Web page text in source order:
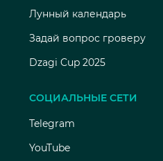
Лунный календарь
Задай вопрос гроверу
Dzagi Cup 2025
СОЦИАЛЬНЫЕ СЕТИ
Telegram
YouTube